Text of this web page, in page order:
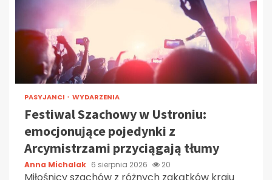
PASYJANCI WYDARZENIA
Festiwal Szachowy w Ustroniu:
emocjonujące pojedynki z
Arcymistrzami przyciągają tłumy
Anna Michalak 6 sierpnia 2026 20
Miłośnicy szachów z różnych zakątków kraju